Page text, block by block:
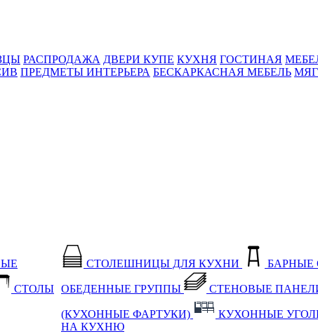
РАСПРОДАЖА ДВЕРИ КУПЕ КУХНЯ ГОСТИНАЯ
ПРЕДМЕТЫ ИНТЕРЬЕРА БЕСКАРКАСНАЯ МЕБЕЛЬ
СТОЛЫ
СТОЛЕШНИЦЫ ДЛЯ КУХНИ БАРНЫЕ
ОБЕДЕННЫЕ ГРУППЫ СТЕНОВЫЕ
(КУХОННЫЕ ФАРТУКИ) КУХОННЫЕ
НА КУХНЮ